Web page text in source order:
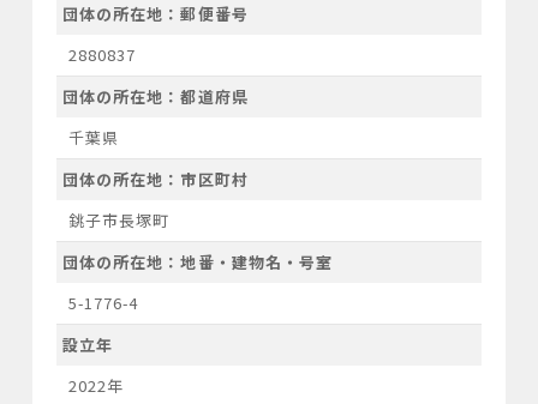
団体の所在地：郵便番号
2880837
団体の所在地：都道府県
千葉県
団体の所在地：市区町村
銚子市長塚町
団体の所在地：地番・建物名・号室
5-1776-4
設立年
2022年